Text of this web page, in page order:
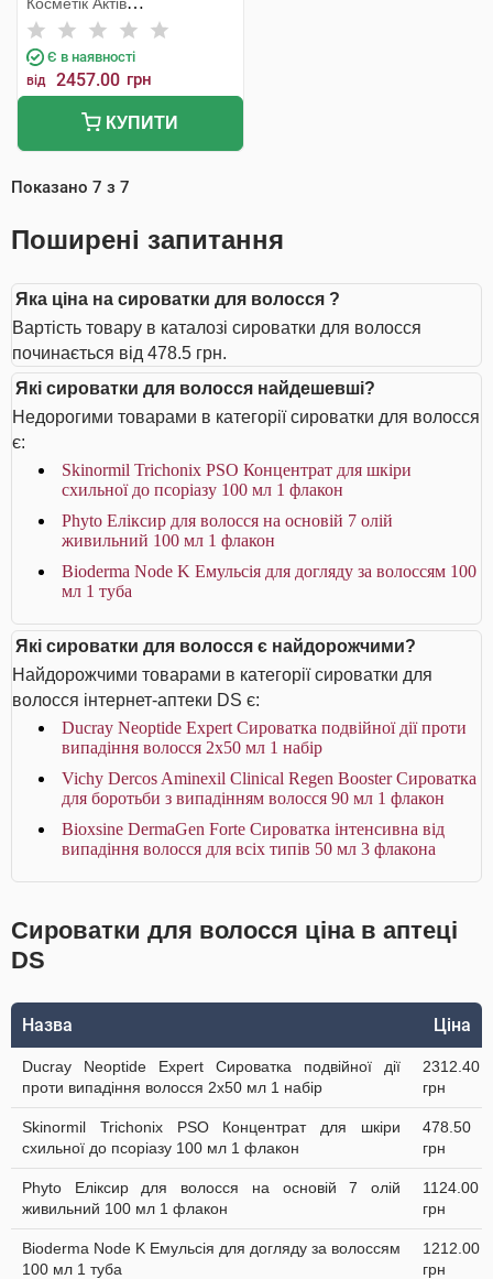
Інтернаціональ
Є в наявності
від 2457.00 грн
КУПИТИ
Показано 7 з 7
Поширені запитання
Яка ціна на сироватки для волосся ?
Вартість товару в каталозі сироватки для волосся
починається від 478.5 грн.
Які сироватки для волосся найдешевші?
Недорогими товарами в категорії сироватки для волосся
є:
Skinormil Trichonix РSО Концентрат для шкіри
схильної до псоріазу 100 мл 1 флакон
Phyto Еліксир для волосся на основій 7 олій
живильний 100 мл 1 флакон
Bioderma Node K Емульсія для догляду за волоссям 100
мл 1 туба
Які сироватки для волосся є найдорожчими?
Найдорожчими товарами в категорії сироватки для
волосся інтернет-аптеки DS є:
Ducray Neoptide Expert Сироватка подвійної дії проти
випадіння волосся 2x50 мл 1 набір
Vichy Dercos Aminexil Clinical Regen Booster Сироватка
для боротьби з випадінням волосся 90 мл 1 флакон
Bioxsine DermaGen Forte Сироватка інтенсивна від
випадіння волосся для всіх типів 50 мл 3 флакона
Сироватки для волосся ціна в аптеці
DS
Назва Ціна
Ducray Neoptide Expert Сироватка подвійної дії
проти випадіння волосся 2x50 мл 1 набір
2312.40
грн
Skinormil Trichonix РSО Концентрат для шкіри
схильної до псоріазу 100 мл 1 флакон
478.50
грн
Phyto Еліксир для волосся на основій 7 олій
живильний 100 мл 1 флакон
1124.00
грн
Bioderma Node K Емульсія для догляду за волоссям
100 мл 1 туба
1212.00
грн